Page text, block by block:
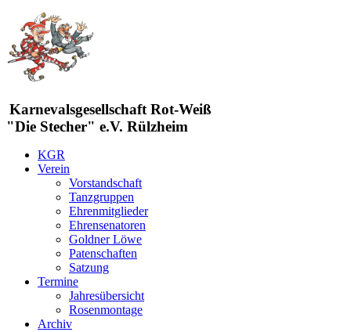
Karnevalsgesellschaft Rot-Weiß
"Die Stecher" e.V. Rülzheim
KGR
Verein
Vorstandschaft
Tanzgruppen
Ehrenmitglieder
Ehrensenatoren
Goldner Löwe
Patenschaften
Satzung
Termine
Jahresübersicht
Rosenmontage
Archiv